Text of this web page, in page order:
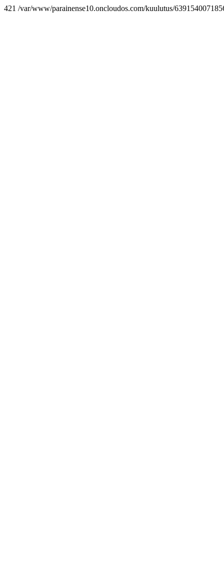
421 /var/www/parainense10.oncloudos.com/kuulutus/